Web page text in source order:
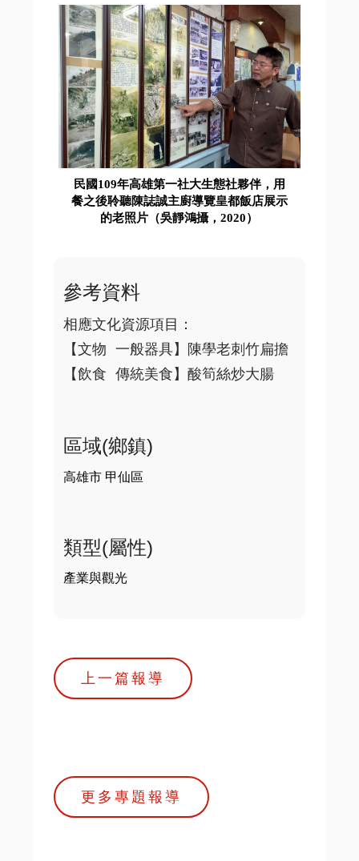
民國109年高雄第一社大生態社夥伴，用
餐之後聆聽陳誌誠主廚導覽皇都飯店展示
的老照片（吳靜鴻攝，2020）
參考資料
相應文化資源項目：
【文物 一般器具】陳學老刺竹扁擔
區域(鄉鎮)
高雄市 甲仙區
類型(屬性)
產業與觀光
上一篇報導
更多專題報導